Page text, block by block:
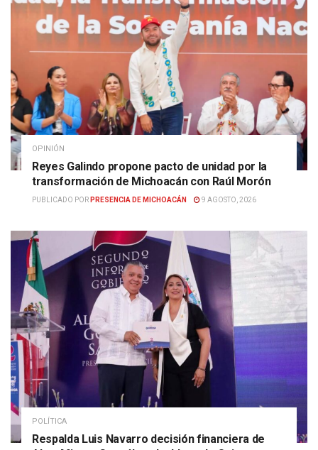
OPINIÓN
Reyes Galindo propone pacto de unidad por la
transformación de Michoacán con Raúl Morón
PUBLICADO POR PRESENCIA DE MICHOACÁN 9 AGOSTO, 2026
POLÍTICA
Respalda Luis Navarro decisión financiera de